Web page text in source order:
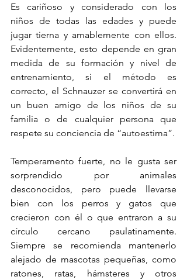
Es cariñoso y considerado con los
niños de todas las edades y puede
jugar tierna y amablemente con ellos.
Evidentemente, esto depende en gran
medida de su formación y nivel de
entrenamiento, si el método es
correcto, el Schnauzer se convertirá en
un buen amigo de los niños de su
familia o de cualquier persona que
respete su conciencia de “autoestima”.
Temperamento fuerte, no le gusta ser
sorprendido por animales
desconocidos, pero puede llevarse
bien con los perros y gatos que
crecieron con él o que entraron a su
círculo cercano paulatinamente.
Siempre se recomienda mantenerlo
alejado de mascotas pequeñas, como
ratones, ratas, hámsteres y otros